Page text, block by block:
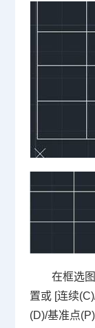
在框选
置或[连续
(D)/基准点